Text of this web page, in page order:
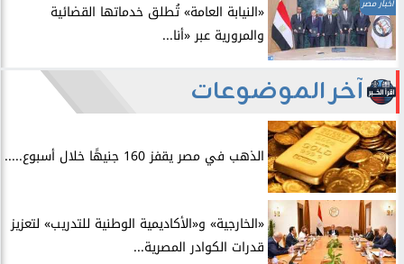
أخبار مصر
​«النيابة العامة» تُطلق خدماتها القضائية
والمرورية عبر «أنا...
آخر الموضوعات
الذهب في مصر يقفز 160 جنيهًا خلال أسبوع.....
​«الخارجية» و«الأكاديمية الوطنية للتدريب» لتعزيز
قدرات الكوادر المصرية...